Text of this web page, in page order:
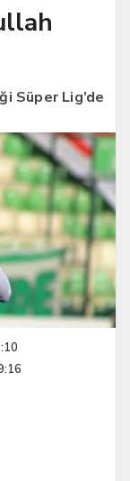
Süper Lig’de